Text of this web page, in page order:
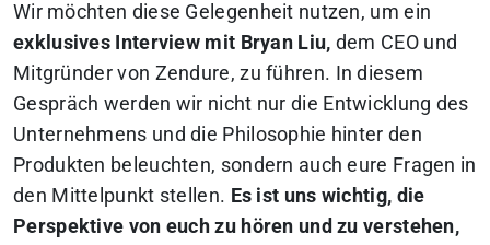
Wir möchten diese Gelegenheit nutzen, um ein
exklusives Interview mit Bryan Liu, dem CEO und
Mitgründer von Zendure, zu führen. In diesem
Gespräch werden wir nicht nur die Entwicklung des
Unternehmens und die Philosophie hinter den
Produkten beleuchten, sondern auch eure Fragen in
den Mittelpunkt stellen. Es ist uns wichtig, die
Perspektive von euch zu hören und zu verstehen,